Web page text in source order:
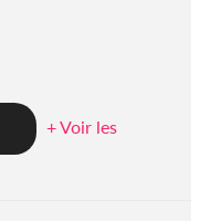
+ Voir les